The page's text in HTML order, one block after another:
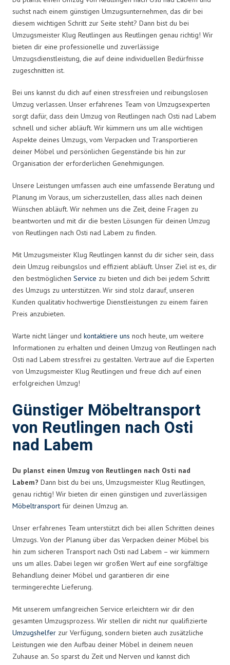
suchst nach einem günstigen Umzugsunternehmen, das dir bei
diesem wichtigen Schritt zur Seite steht? Dann bist du bei
Umzugsmeister Klug Reutlingen aus Reutlingen genau richtig! Wir
bieten dir eine professionelle und zuverlässige
Umzugsdienstleistung, die auf deine individuellen Bedürfnisse
zugeschnitten ist.
Bei uns kannst du dich auf einen stressfreien und reibungslosen
Umzug verlassen. Unser erfahrenes Team von Umzugsexperten
sorgt dafür, dass dein Umzug von Reutlingen nach Osti nad Labem
schnell und sicher abläuft. Wir kümmern uns um alle wichtigen
Aspekte deines Umzugs, vom Verpacken und Transportieren
deiner Möbel und persönlichen Gegenstände bis hin zur
Organisation der erforderlichen Genehmigungen.
Unsere Leistungen umfassen auch eine umfassende Beratung und
Planung im Voraus, um sicherzustellen, dass alles nach deinen
Wünschen abläuft. Wir nehmen uns die Zeit, deine Fragen zu
beantworten und mit dir die besten Lösungen für deinen Umzug
von Reutlingen nach Osti nad Labem zu finden.
Mit Umzugsmeister Klug Reutlingen kannst du dir sicher sein, dass
dein Umzug reibungslos und effizient abläuft. Unser Ziel ist es, dir
den bestmöglichen Service zu bieten und dich bei jedem Schritt
des Umzugs zu unterstützen. Wir sind stolz darauf, unseren
Kunden qualitativ hochwertige Dienstleistungen zu einem fairen
Preis anzubieten.
Warte nicht länger und kontaktiere uns noch heute, um weitere
Informationen zu erhalten und deinen Umzug von Reutlingen nach
Osti nad Labem stressfrei zu gestalten. Vertraue auf die Experten
von Umzugsmeister Klug Reutlingen und freue dich auf einen
erfolgreichen Umzug!
Günstiger Möbeltransport
von Reutlingen nach Osti
nad Labem
Du planst einen Umzug von Reutlingen nach Osti nad
Labem? Dann bist du bei uns, Umzugsmeister Klug Reutlingen,
genau richtig! Wir bieten dir einen günstigen und zuverlässigen
Möbeltransport für deinen Umzug an.
Unser erfahrenes Team unterstützt dich bei allen Schritten deines
Umzugs. Von der Planung über das Verpacken deiner Möbel bis
hin zum sicheren Transport nach Osti nad Labem – wir kümmern
uns um alles. Dabei legen wir großen Wert auf eine sorgfältige
Behandlung deiner Möbel und garantieren dir eine
termingerechte Lieferung.
Mit unserem umfangreichen Service erleichtern wir dir den
gesamten Umzugsprozess. Wir stellen dir nicht nur qualifizierte
Umzugshelfer zur Verfügung, sondern bieten auch zusätzliche
Leistungen wie den Aufbau deiner Möbel in deinem neuen
Zuhause an. So sparst du Zeit und Nerven und kannst dich